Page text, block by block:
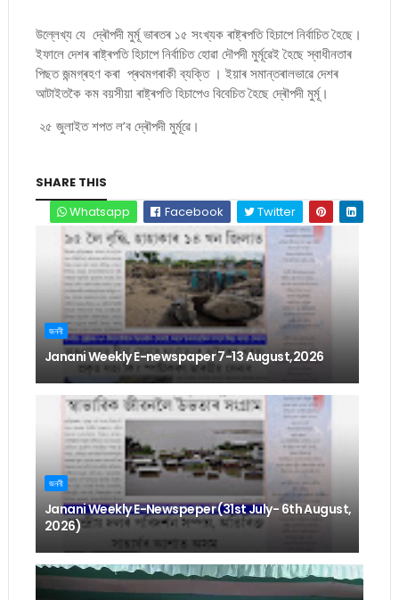
উল্লেখ্য যে দ্ৰৌপদী মুৰ্মূ ভাৰতৰ ১৫ সংখ্যক ৰাষ্ট্ৰপতি হিচাপে নিৰ্বাচিত হৈছে।
ইফালে দেশৰ ৰাষ্ট্ৰপতি হিচাপে নিৰ্বাচিত হোৱা দৌপদী মুৰ্মূৱেই হৈছে স্বাধীনতাৰ
পিছত জন্মগ্ৰহণ কৰা প্ৰথমগৰাকী ব্যক্তি । ইয়াৰ সমান্তৰালভাৱে দেশৰ
আটাইতকৈ কম বয়সীয়া ৰাষ্ট্ৰপতি হিচাপেও বিবেচিত হৈছে দ্ৰৌপদী মুৰ্মূ।
২৫ জুলাইত শপত ল’ব দ্ৰৌপদী মুৰ্মূৱে।
SHARE THIS
Whatsapp
Facebook Twitter
জননী
Janani Weekly E-newspaper 7-13 August,2026
জননী
Janani Weekly E-Newspeper (31st July- 6th August,
2026)